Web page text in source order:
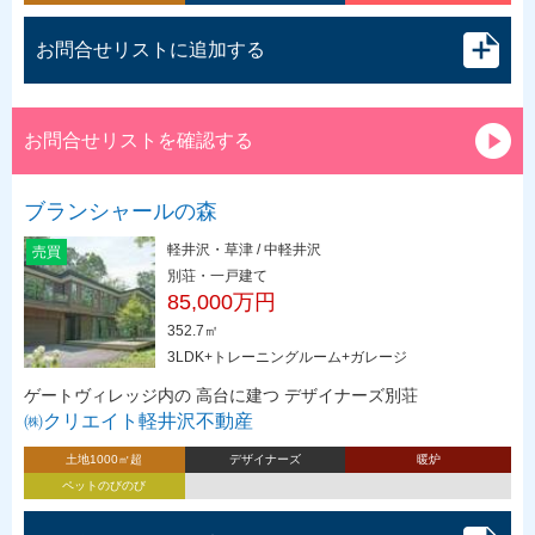
お問合せリストに追加する
お問合せリストを確認する
ブランシャールの森
売買
軽井沢・草津 / 中軽井沢
別荘・一戸建て
85,000万円
352.7㎡
3LDK+トレーニングルーム+ガレージ
ゲートヴィレッジ内の 高台に建つ デザイナーズ別荘
㈱クリエイト軽井沢不動産
土地1000㎡超 デザイナーズ
暖炉
ペットのびのび